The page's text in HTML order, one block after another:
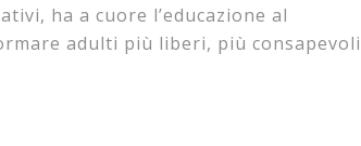
ha a cuore l’educazione al
adulti più liberi, più consapevoli